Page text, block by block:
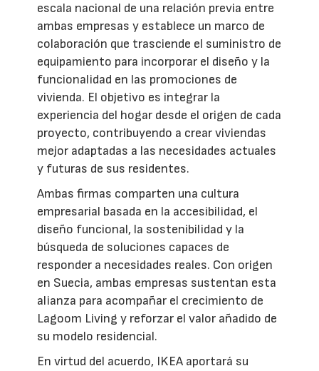
escala nacional de una relación previa entre
ambas empresas y establece un marco de
colaboración que trasciende el suministro de
equipamiento para incorporar el diseño y la
funcionalidad en las promociones de
vivienda. El objetivo es integrar la
experiencia del hogar desde el origen de cada
proyecto, contribuyendo a crear viviendas
mejor adaptadas a las necesidades actuales
y futuras de sus residentes.
Ambas firmas comparten una cultura
empresarial basada en la accesibilidad, el
diseño funcional, la sostenibilidad y la
búsqueda de soluciones capaces de
responder a necesidades reales. Con origen
en Suecia, ambas empresas sustentan esta
alianza para acompañar el crecimiento de
Lagoom Living y reforzar el valor añadido de
su modelo residencial.
En virtud del acuerdo, IKEA aportará su